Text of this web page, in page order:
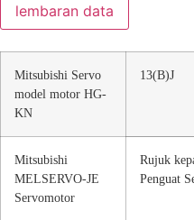
lembaran data
Mitsubishi Servo
model motor HG-
KN
13(B)J
Mitsubishi
MELSERVO-JE
Servomotor
Rujuk
Penguat